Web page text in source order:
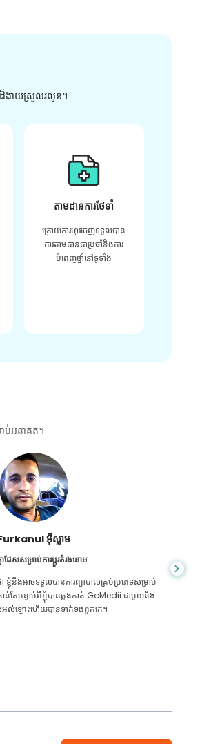
ដ៏ងាយស្រួលរលូន។
តាមដានការថែទាំ
ក្រោយ​ការ​ហូរ​ចេញ​ទទួល​បាន​
ការ​តាមដាន​ជា​ប្រចាំ​និង​ការ​
បំពេញ​ថ្នាំ​នៅ​ទូទាំង​
ប់អនាគត។
ជា សារ៉ាត់
េសកម្ពុជាសម្រាប់ CKD
វិត​ដែល​កាន់តែ​អាក្រក់​ទៅៗ។ ខ្ញុំបានរងទុក្ខវាយូ
គូរបស់គេម្នាក់នៅកម្ពុជា បានជួយខ្ញុំឱ្យដឹងថា វា
ែរក្សាសុខភាពរបស់ខ្ញុំហើយ។